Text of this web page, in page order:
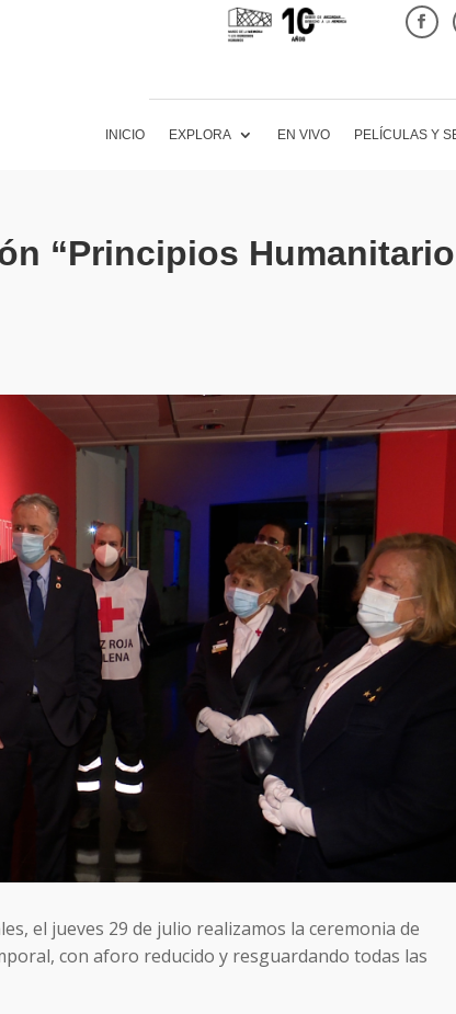
INICIO EXPLORA EN VIVO PELÍCULAS Y
“Principios
el jueves 29 de julio realizamos la ceremonia de
con aforo reducido y resguardando todas las